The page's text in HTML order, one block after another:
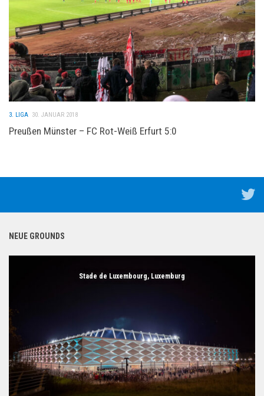
3. LIGA 30. JANUAR 2018
Preußen Münster – FC Rot-Weiß Erfurt 5:0
NEUE GROUNDS
Stade de Luxembourg, Luxemburg